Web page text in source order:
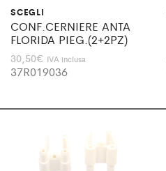
SCEGLI
CONF.CERNIERE ANTA
FLORIDA PIEG.(2+2PZ)
30,50€ IVA inclusa
37R019036